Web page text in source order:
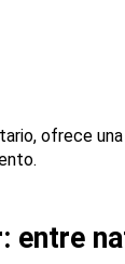
ofrece
entre